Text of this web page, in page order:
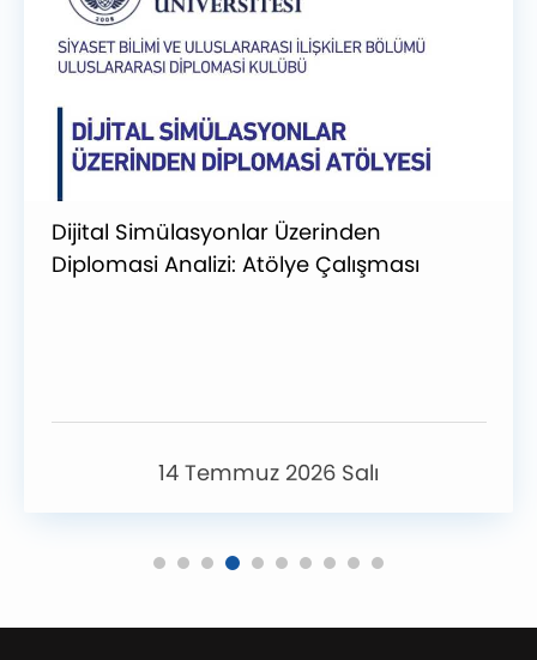
Dijital Simülasyonlar Üzerinden
Diplomasi Analizi: Atölye Çalışması
14 Temmuz 2026 Salı